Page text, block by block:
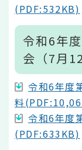
(PDF:532KB)
令和6年
会（7月12
令和6年度
料
令和6年度
(PDF:633KB)